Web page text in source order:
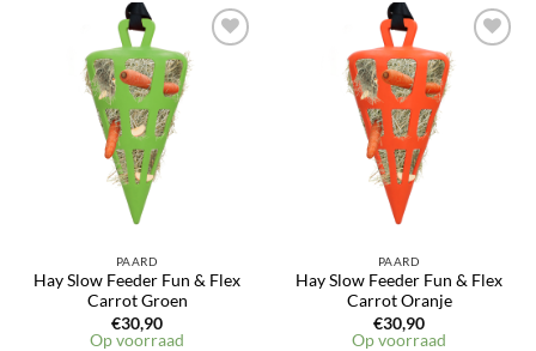
PAARD
Hay Slow Feeder Fun & Flex
Carrot Groen
€30,90
Op voorraad
PAARD
Hay Slow Feeder Fun & Flex
Carrot Oranje
€30,90
Op voorraad